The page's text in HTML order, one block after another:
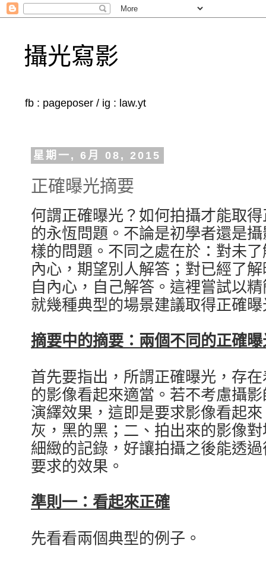
攝光寫影
fb : pageposer / ig : law.yt
星期一, 6月 08, 2015
正確曝光摘要
何謂正確曝光？如何拍攝才能取
的永恆問題。不論是初學者還是
樣的問題。不同之處在於：對未
內心，期望別人解答；對已經了
自內心，自己解答。這裡嘗試以
就幾種典型的場景建議取得正確
摘要中的摘要：兩個不同的正確
首先要指出，所謂正確曝光，存
的影像看起來適當。若不考慮攝
演繹效果，這即是要求影像看起
灰，黑的黑；二、拍出來的影像
細緻的記錄，好讓拍攝之後能透
要求的效果。
準則一：看起來正確
先看看兩個典型的例子。